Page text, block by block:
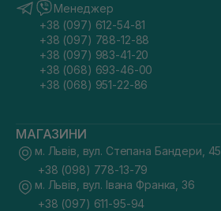
Менеджер
+38 (097) 612-54-81
+38 (097) 788-12-88
+38 (097) 983-41-20
+38 (068) 693-46-00
+38 (068) 951-22-86
МАГАЗИНИ
м. Львів, вул. Степана Бандери, 45
+38 (098) 778-13-79
м. Львів, вул. Івана Франка, 36
+38 (097) 611-95-94